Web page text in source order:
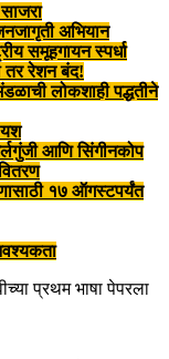
अभियान
समूहगायन स्पर्धा
तर रेशन बंद!
लोकशाही पद्धतीने
यश
आणि सिंगीनकोप
१७ ऑगस्टपर्यंत
प्रथम भाषा पेपरला